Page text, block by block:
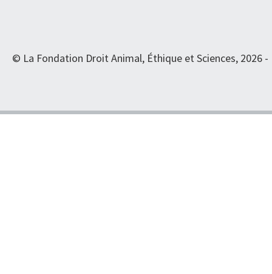
© La Fondation Droit Animal, Éthique et Sciences, 2026 -